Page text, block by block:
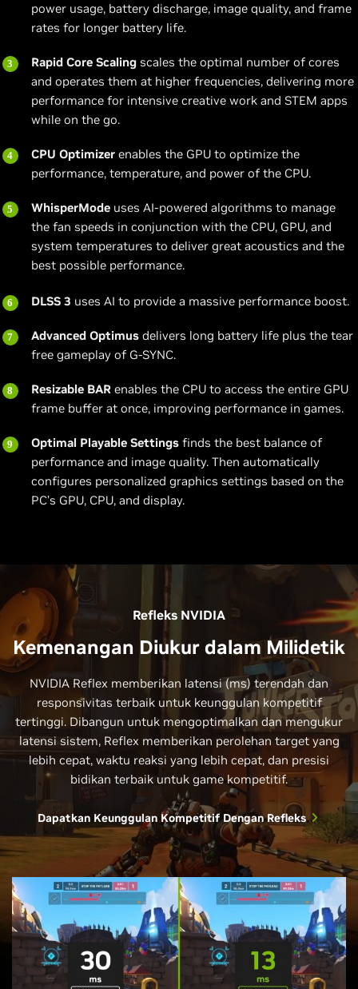
power usage, battery discharge, image quality, and frame
rates for longer battery life.
Rapid Core Scaling scales the optimal number of cores
and operates them at higher frequencies, delivering more
performance for intensive creative work and STEM apps
while on the go.
CPU Optimizer enables the GPU to optimize the
performance, temperature, and power of the CPU.
WhisperMode uses AI-powered algorithms to manage
the fan speeds in conjunction with the CPU, GPU, and
system temperatures to deliver great acoustics and the
best possible performance.
DLSS 3 uses AI to provide a massive performance boost.
Advanced Optimus delivers long battery life plus the tear
free gameplay of G-SYNC.
Resizable BAR enables the CPU to access the entire GPU
frame buffer at once, improving performance in games.
Optimal Playable Settings finds the best balance of
performance and image quality. Then automatically
configures personalized graphics settings based on the
PC’s GPU, CPU, and display.
Refleks NVIDIA
Kemenangan Diukur dalam Milidetik
NVIDIA Reflex memberikan latensi (ms) terendah dan
responsivitas terbaik untuk keunggulan kompetitif
tertinggi. Dibangun untuk mengoptimalkan dan mengukur
latensi sistem, Reflex memberikan perolehan target yang
lebih cepat, waktu reaksi yang lebih cepat, dan presisi
bidikan terbaik untuk game kompetitif.
Dapatkan Keunggulan Kompetitif Dengan Refleks